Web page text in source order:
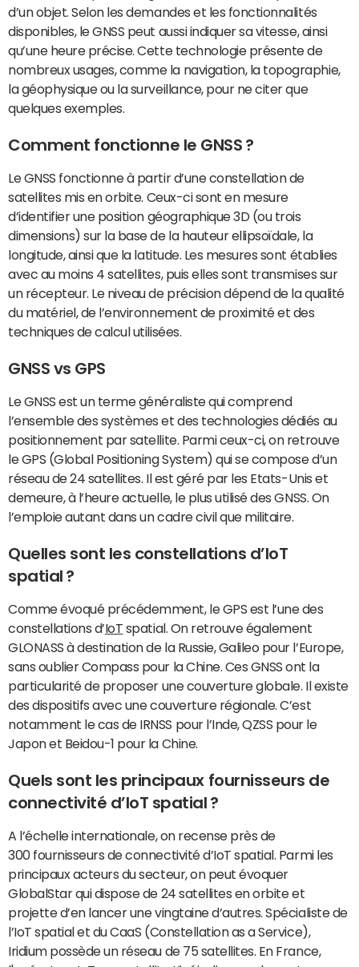
d’un objet. Selon les demandes et les fonctionnalités
disponibles, le GNSS peut aussi indiquer sa vitesse, ainsi
qu’une heure précise. Cette technologie présente de
nombreux usages, comme la navigation, la topographie,
la géophysique ou la surveillance, pour ne citer que
quelques exemples.
Comment fonctionne le GNSS ?
Le GNSS fonctionne à partir d’une constellation de
satellites mis en orbite. Ceux-ci sont en mesure
d’identifier une position géographique 3D (ou trois
dimensions) sur la base de la hauteur ellipsoïdale, la
longitude, ainsi que la latitude. Les mesures sont établies
avec au moins 4 satellites, puis elles sont transmises sur
un récepteur. Le niveau de précision dépend de la qualité
du matériel, de l’environnement de proximité et des
techniques de calcul utilisées.
GNSS vs GPS
Le GNSS est un terme généraliste qui comprend
l’ensemble des systèmes et des technologies dédiés au
positionnement par satellite. Parmi ceux-ci, on retrouve
le GPS (Global Positioning System) qui se compose d’un
réseau de 24 satellites. Il est géré par les Etats-Unis et
demeure, à l’heure actuelle, le plus utilisé des GNSS. On
l’emploie autant dans un cadre civil que militaire.
Quelles sont les constellations d’IoT
spatial ?
Comme évoqué précédemment, le GPS est l’une des
constellations d’IoT spatial. On retrouve également
GLONASS à destination de la Russie, Galileo pour l’Europe,
sans oublier Compass pour la Chine. Ces GNSS ont la
particularité de proposer une couverture globale. Il existe
des dispositifs avec une couverture régionale. C’est
notamment le cas de IRNSS pour l’Inde, QZSS pour le
Japon et Beidou-1 pour la Chine.
Quels sont les principaux fournisseurs de
connectivité d’IoT spatial ?
A l’échelle internationale, on recense près de
300 fournisseurs de connectivité d’IoT spatial. Parmi les
principaux acteurs du secteur, on peut évoquer
GlobalStar qui dispose de 24 satellites en orbite et
projette d’en lancer une vingtaine d’autres. Spécialiste de
l’IoT spatial et du CaaS (Constellation as a Service),
Iridium possède un réseau de 75 satellites. En France,